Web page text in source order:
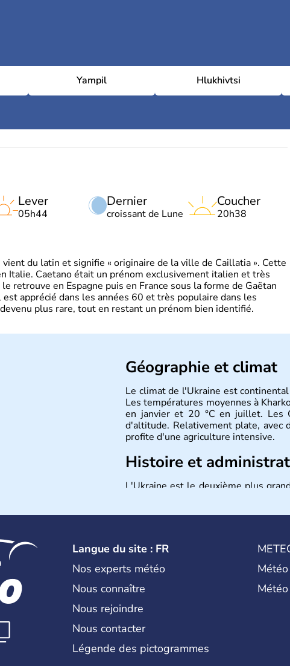
Yampil Hlukhivtsi
Dernier
croissant de Lune
Lever
05h44
Coucher
20h38
du latin et signifie « originaire de la ville de Caillatia ». Cette
Italie. Caetano était un prénom exclusivement italien et très
retrouve en Espagne puis en France sous la forme de Gaëtan
apprécié dans les années 60 et très populaire dans les
plus rare, tout en restant un prénom bien identifié.
Géographie et climat
Le climat de l'Ukraine est
Les températures moyennes à
en janvier et 20 °C en juillet. Les
d'altitude. Relativement plate, avec
profite d'une agriculture intensive.
Histoire et
L'Ukraine est le deuxième plus
Langue du site : FR
Nos experts météo
Nous connaître
Nous rejoindre
Nous contacter
Légende des pictogrammes